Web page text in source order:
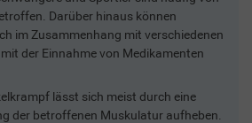
Darüber hinaus können
im Zusammenhang mit verschiedenen
der Einnahme von Medikamenten
lässt sich meist durch eine
der betroffenen Muskulatur aufheben.